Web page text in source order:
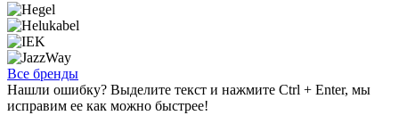
Все бренды
Нашли ошибку? Выделите текст и нажмите Ctrl + Enter, мы
исправим ее как можно быстрее!